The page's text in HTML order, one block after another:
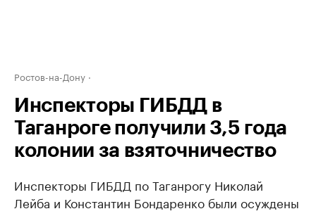
Ростов-на-Дону
Инспекторы ГИБДД в
Таганроге получили 3,5 года
колонии за взяточничество
Инспекторы ГИБДД по Таганрогу Николай
Лейба и Константин Бондаренко были осуждены